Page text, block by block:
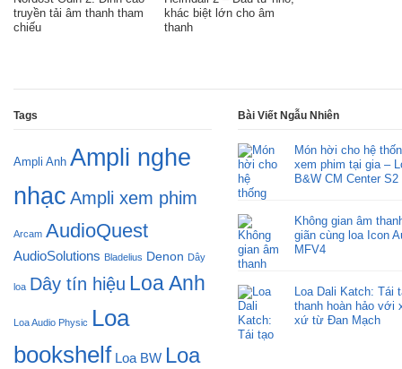
truyền tải âm thanh tham
chiếu
khác biệt lớn cho âm
thanh
Tags
Ampli Anh Ampli nghe
nhạc Ampli xem phim
Arcam AudioQuest
AudioSolutions Bladelius Denon Dây
loa Dây tín hiệu Loa Anh
Loa Audio Physic Loa
bookshelf Loa BW Loa
Bài Viết Ngẫu Nhiên
Món hời cho hệ
xem phim tại gia –
B&W CM Center S2
Không gian âm
giãn cùng loa Icon
MFV4
Loa Dali Katch: Tái
thanh hoàn hảo với
xứ từ Đan Mạch